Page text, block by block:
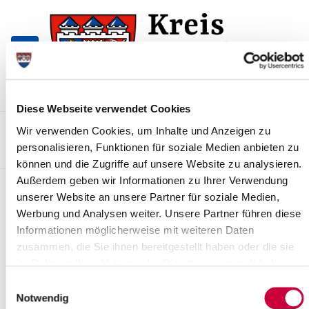
Diese Webseite verwendet Cookies
Wir verwenden Cookies, um Inhalte und Anzeigen zu
personalisieren, Funktionen für soziale Medien anbieten zu
können und die Zugriffe auf unsere Website zu analysieren.
Außerdem geben wir Informationen zu Ihrer Verwendung
unserer Website an unsere Partner für soziale Medien,
Werbung und Analysen weiter. Unsere Partner führen diese
Informationen möglicherweise mit weiteren Daten
zusammen, die Sie ihnen bereitgestellt haben oder die sie
Notwendig
springen
springen
Kontakt Sitemap Presse & Aktuelles Veranstaltungen
Karriere und Nachwuchskräfte Suchen
Pressemitteilungen
Straßensperrung K 71
10.05.19: Die Deckenerneuerungsarbeiten an der K71 im Bereich
Weiterlesen